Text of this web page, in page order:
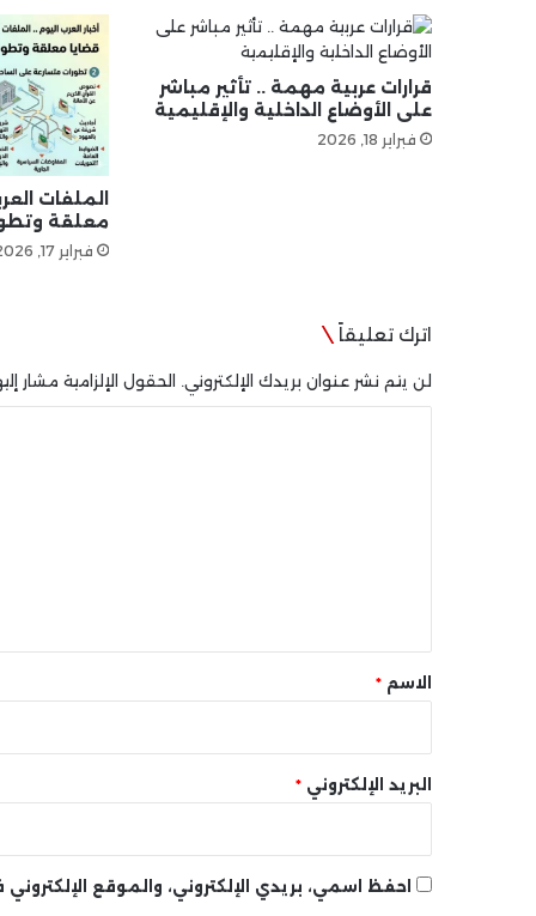
قرارات عربية مهمة .. تأثير مباشر
على الأوضاع الداخلية والإقليمية
فبراير 18, 2026
الملفات
معلقة
فبراير 17, 2026
اترك تعليقاً
لن يتم نشر عنوان بريدك الإلكتروني. الحقول الإلزامية مشار
* الاسم *
البريد الإلكتروني *
احفظ اسمي، بريدي الإلكتروني، والموقع